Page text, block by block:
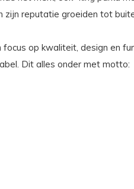
reputatie groeiden tot
op kwaliteit, design en
Dit alles onder met motto: